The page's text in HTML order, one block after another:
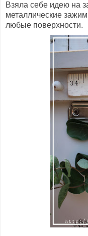
Взяла себе идею на
металлические
любые поверхности.